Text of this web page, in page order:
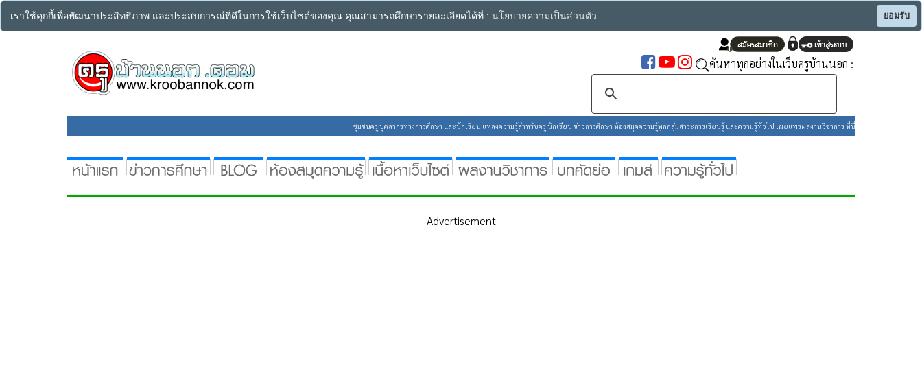
เราใช้คุกกี้เพื่อพัฒนาประสิทธิภาพ และประสบการณ์ที่ดีในการใช้เว็บไซต์ของคุณ คุณสามารถศึกษารายละเอียดได้ที่ : นโยบายความเป็นส่วนตัว ยอมรับ
ค้นหาทุกอย่างในเว็บครูบ้านนอก :
ชุมชนครู บุคลากรทางการศึกษา และนักเรียน แหล่งความรู้สำหรับครู นักเรียน ข่าวการศึกษา ห้องสมุดความรู้ทุกกลุ่มสาระการเรียนรู้ และความรู้ทั่วไป เผยแพร่ผลงานวิชาการ ที่นี่
Advertisement